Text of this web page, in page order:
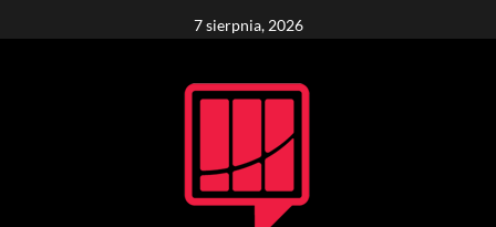
to
7 sierpnia, 2026